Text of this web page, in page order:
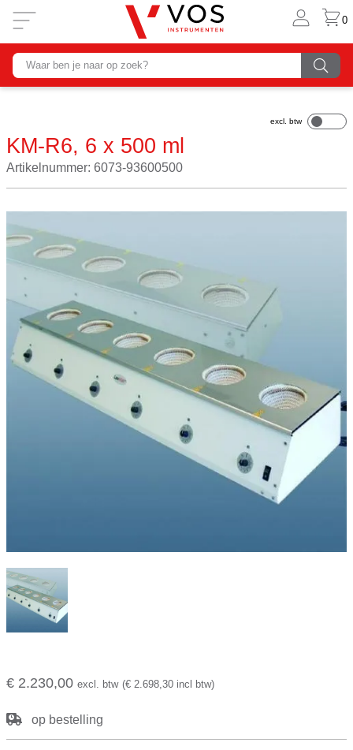
0
KM-R6, 6 x 500 ml
Artikelnummer: 6073-93600500
€ 2.230,00 excl. btw (€ 2.698,30 incl btw)
op bestelling